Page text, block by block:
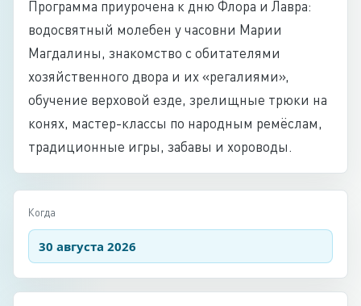
Программа приурочена к дню Флора и Лавра:
водосвятный молебен у часовни Марии
Магдалины, знакомство с обитателями
хозяйственного двора и их «регалиями»,
обучение верховой езде, зрелищные трюки на
конях, мастер-классы по народным ремёслам,
традиционные игры, забавы и хороводы.
Когда
30 августа 2026